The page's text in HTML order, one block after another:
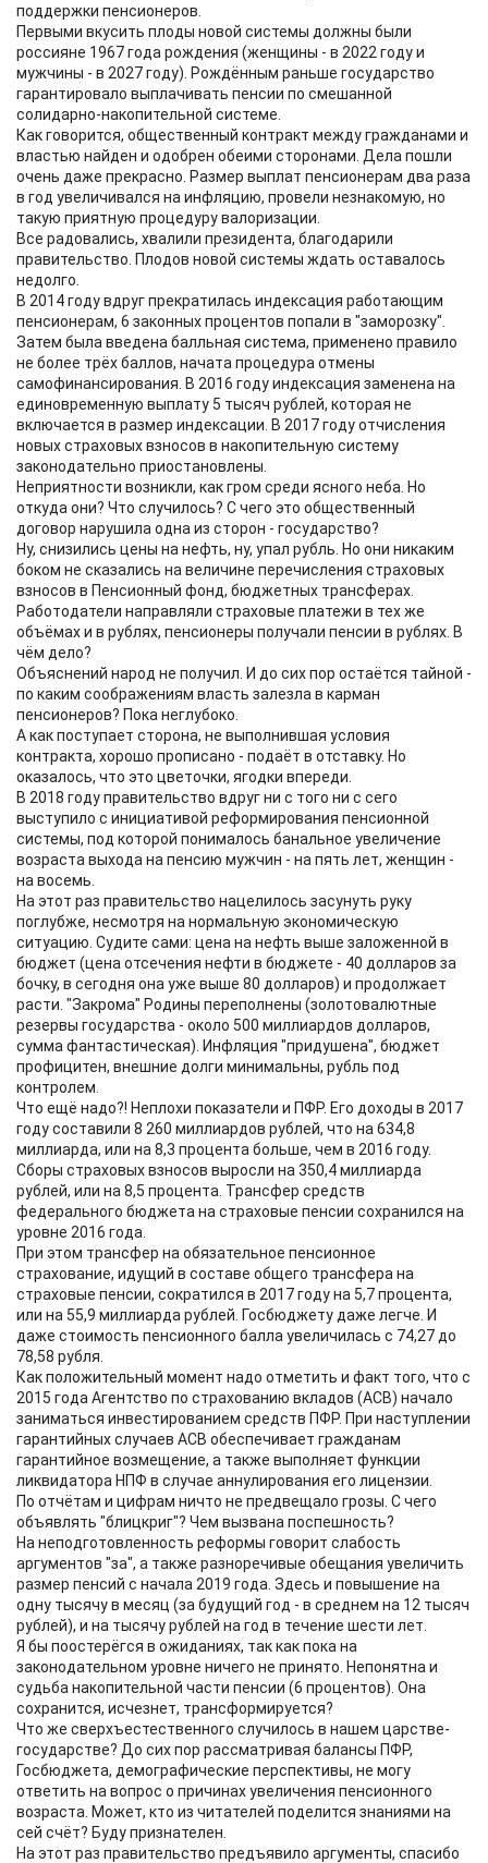
поддержки пенсионеров.
Первыми вкусить плоды новой системы должны были
россияне 1967 года рождения (женщины - в 2022 году и
мужчины - в 2027 году). Рождённым раньше государство
гарантировало выплачивать пенсии по смешанной
солидарно-накопительной системе.
Как говорится, общественный контракт между гражданами и
властью найден и одобрен обеими сторонами. Дела пошли
очень даже прекрасно. Размер выплат пенсионерам два раза
в год увеличивался на инфляцию, провели незнакомую, но
такую приятную процедуру валоризации.
Все радовались, хвалили президента, благодарили
правительство. Плодов новой системы ждать оставалось
недолго.
В 2014 году вдруг прекратилась индексация работающим
пенсионерам, 6 законных процентов попали в "заморозку".
Затем была введена балльная система, применено правило
не более трёх баллов, начата процедура отмены
самофинансирования. В 2016 году индексация заменена на
единовременную выплату 5 тысяч рублей, которая не
включается в размер индексации. В 2017 году отчисления
новых страховых взносов в накопительную систему
законодательно приостановлены.
Неприятности возникли, как гром среди ясного неба. Но
откуда они? Что случилось? С чего это общественный
договор нарушила одна из сторон - государство?
Ну, снизились цены на нефть, ну, упал рубль. Но они никаким
боком не сказались на величине перечисления страховых
взносов в Пенсионный фонд, бюджетных трансферах.
Работодатели направляли страховые платежи в тех же
объёмах и в рублях, пенсионеры получали пенсии в рублях. В
чём дело?
Объяснений народ не получил. И до сих пор остаётся тайной -
по каким соображениям власть залезла в карман
пенсионеров? Пока неглубоко.
А как поступает сторона, не выполнившая условия
контракта, хорошо прописано - подаёт в отставку. Но
оказалось, что это цветочки, ягодки впереди.
В 2018 году правительство вдруг ни с того ни с сего
выступило с инициативой реформирования пенсионной
системы, под которой понималось банальное увеличение
возраста выхода на пенсию мужчин - на пять лет, женщин -
на восемь.
На этот раз правительство нацелилось засунуть руку
поглубже, несмотря на нормальную экономическую
ситуацию. Судите сами: цена на нефть выше заложенной в
бюджет (цена отсечения нефти в бюджете - 40 долларов за
бочку, в сегодня она уже выше 80 долларов) и продолжает
расти. "Закрома" Родины переполнены (золотовалютные
резервы государства - около 500 миллиардов долларов,
сумма фантастическая). Инфляция "придушена", бюджет
профицитен, внешние долги минимальны, рубль под
контролем.
Что ещё надо?! Неплохи показатели и ПФР. Его доходы в 2017
году составили 8 260 миллиардов рублей, что на 634,8
миллиарда, или на 8,3 процента больше, чем в 2016 году.
Сборы страховых взносов выросли на 350,4 миллиарда
рублей, или на 8,5 процента. Трансфер средств
федерального бюджета на страховые пенсии сохранился на
уровне 2016 года.
При этом трансфер на обязательное пенсионное
страхование, идущий в составе общего трансфера на
страховые пенсии, сократился в 2017 году на 5,7 процента,
или на 55,9 миллиарда рублей. Госбюджету даже легче. И
даже стоимость пенсионного балла увеличилась с 74,27 до
78,58 рубля.
Как положительный момент надо отметить и факт того, что с
2015 года Агентство по страхованию вкладов (АСВ) начало
заниматься инвестированием средств ПФР. При наступлении
гарантийных случаев АСВ обеспечивает гражданам
гарантийное возмещение, а также выполняет функции
ликвидатора НПФ в случае аннулирования его лицензии.
По отчётам и цифрам ничто не предвещало грозы. С чего
объявлять "блицкриг"? Чем вызвана поспешность?
На неподготовленность реформы говорит слабость
аргументов "за", а также разноречивые обещания увеличить
размер пенсий с начала 2019 года. Здесь и повышение на
одну тысячу в месяц (за будущий год - в среднем на 12 тысяч
рублей), и на тысячу рублей на год в течение шести лет.
Я бы поостерёгся в ожиданиях, так как пока на
законодательном уровне ничего не принято. Непонятна и
судьба накопительной части пенсии (6 процентов). Она
сохранится, исчезнет, трансформируется?
Что же сверхъестественного случилось в нашем царстве-
государстве? До сих пор рассматривая балансы ПФР,
Госбюджета, демографические перспективы, не могу
ответить на вопрос о причинах увеличения пенсионного
возраста. Может, кто из читателей поделится знаниями на
сей счёт? Буду признателен.
На этот раз правительство предъявило аргументы, спасибо